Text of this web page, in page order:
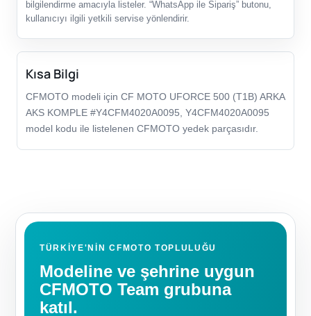
bilgilendirme amacıyla listeler. “WhatsApp ile Sipariş” butonu,
kullanıcıyı ilgili yetkili servise yönlendirir.
Kısa Bilgi
CFMOTO modeli için CF MOTO UFORCE 500 (T1B) ARKA
AKS KOMPLE #Y4CFM4020A0095, Y4CFM4020A0095
model kodu ile listelenen CFMOTO yedek parçasıdır.
TÜRKIYE'NIN CFMOTO TOPLULUĞU
Modeline ve şehrine uygun
CFMOTO Team grubuna
katıl.